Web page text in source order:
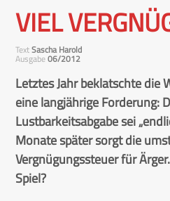
VIEL
TextSascha Harold
Ausgabe06/2012
Letztes Jahr beklatschte die
eine langjährige Forderung:
Lustbarkeitsabgabe sei
Monate später sorgt die
Vergnügungssteuer für
Spiel?